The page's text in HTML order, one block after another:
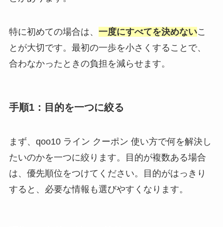
特に初めての場合は、 一度にすべてを決めないこ
とが大切です。最初の一歩を小さくすることで、
合わなかったときの負担を減らせます。
手順1：目的を一つに絞る
まず、qoo10 ライン クーポン 使い方で何を解決し
たいのかを一つに絞ります。目的が複数ある場合
は、優先順位をつけてください。目的がはっきり
すると、必要な情報も選びやすくなります。